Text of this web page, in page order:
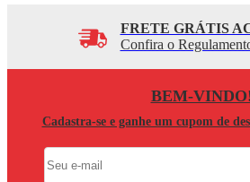
FRETE GRÁTIS
Confira o
BEM-
Cadastra-se e ganhe um cupom de